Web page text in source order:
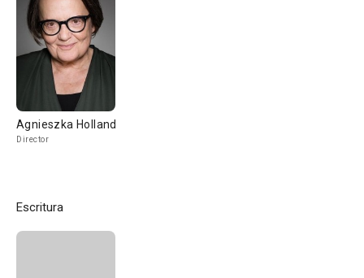
Agnieszka Holland
Director
Escritura